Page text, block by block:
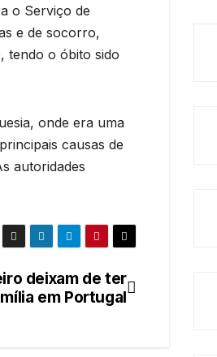
o Serviço de
e de socorro,
tendo o óbito sido
onde era uma
causas de
autoridades
deixam de ter
em Portugal